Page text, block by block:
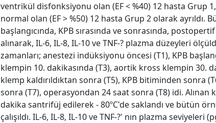
ventrikül disfonksiyonu olan (EF < %40) 12 hasta Grup
normal olan (EF > %50) 12 hasta Grup 2 olarak ayrıldı.
başlangıcında, KPB sırasında ve sonrasında,
alınarak, IL-6, IL-8, IL-10 ve TNF-? plazma düzeyleri
zamanları; anestezi indüksiyonu öncesi (T1), KPB
klempin 10. dakikasında (T3), aortik kross klempin 30.
klemp kaldırıldıktan sonra (T5), KPB bitiminden sonra
sonra (T7), operasyondan 24 saat sonra (T8) idi.
dakika santrifüj edilerek - 80ºC'de saklandı ve bütün
çalışıldı. IL-6, IL-8, IL-10 ve TNF-?' nın plazma